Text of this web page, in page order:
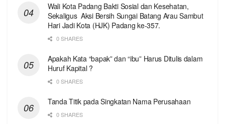
Wali Kota Padang Bakti Sosial dan Kesehatan,
Sekaligus Aksi Bersih Sungai Batang Arau Sambut
Hari Jadi Kota (HJK) Padang ke-357.
0 SHARES
Apakah Kata “bapak” dan “ibu” Harus Ditulis dalam
Huruf Kapital ?
0 SHARES
Tanda Titik pada Singkatan Nama Perusahaan
0 SHARES